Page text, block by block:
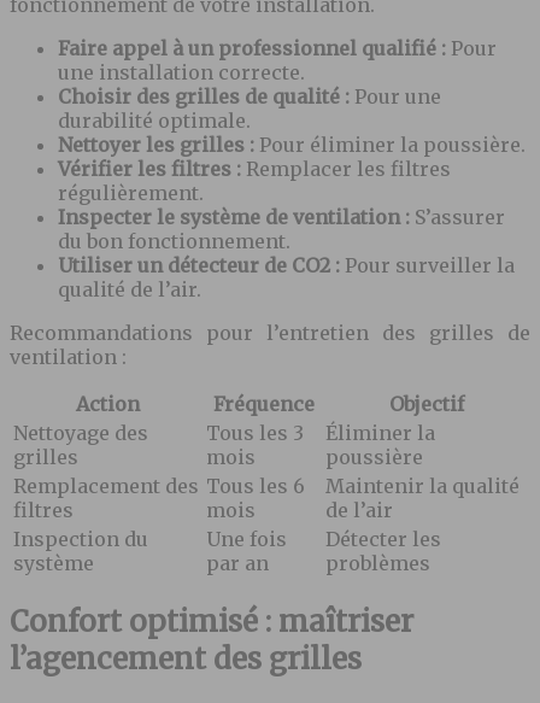
fonctionnement de votre installation.
Faire appel à un professionnel qualifié : Pour
une installation correcte.
Choisir des grilles de qualité : Pour une
durabilité optimale.
Nettoyer les grilles : Pour éliminer la poussière.
Vérifier les filtres : Remplacer les filtres
régulièrement.
Inspecter le système de ventilation : S’assurer
du bon fonctionnement.
Utiliser un détecteur de CO2 : Pour surveiller la
qualité de l’air.
Recommandations pour l’entretien des grilles de
ventilation :
Action
Fréquence
Objectif
Nettoyage des
grilles
Tous les 3
mois
Éliminer la
poussière
Remplacement des
filtres
Tous les 6
mois
Maintenir la qualité
de l’air
Inspection du
système
Une fois
par an
Détecter les
problèmes
Confort optimisé : maîtriser
l’agencement des grilles